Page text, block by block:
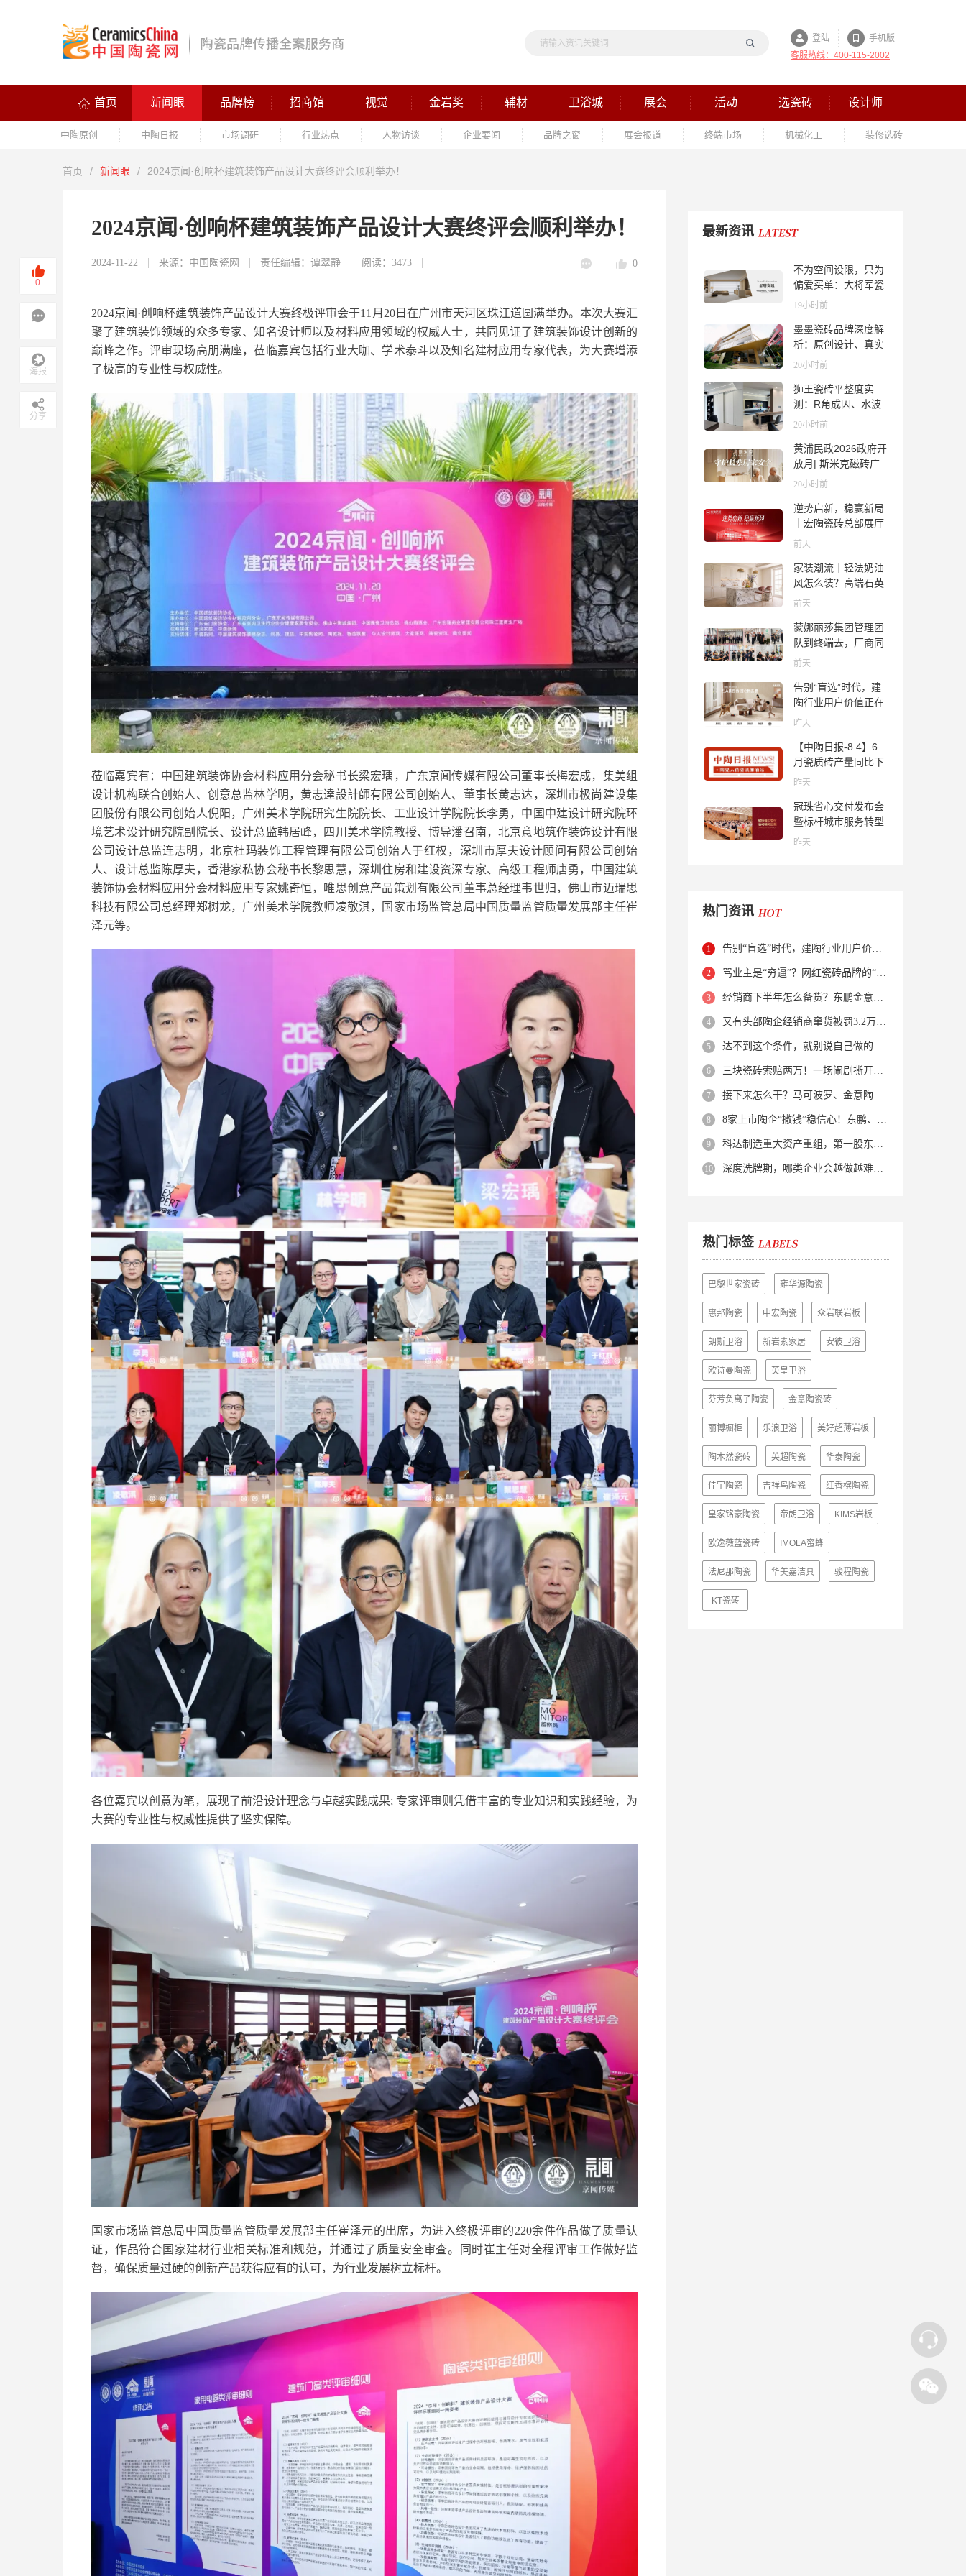
登陆
手机版
客服热线：400-115-2002
首页 新闻眼 品牌榜 招商馆 视觉 金岩奖 辅材 卫浴城 展会 活动 选瓷砖 设计师
中陶原创 中陶日报 市场调研 行业热点 人物访谈 企业要闻 品牌之窗 展会报道 终端市场 机械化工 装修选砖
首页 / 新闻眼 / 2024京闻·创响杯建筑装饰产品设计大赛终评会顺利举办！
2024京闻·创响杯建筑装饰产品设计大赛终评会顺利举办！
2024-11-22 来源：中国陶瓷网 责任编辑：谭翠静 阅读：3473 0
2024京闻·创响杯建筑装饰产品设计大赛终极评审会于11月20日在广州市天河区珠江道圆满举办。本次大赛汇
聚了建筑装饰领域的众多专家、知名设计师以及材料应用领域的权威人士，共同见证了建筑装饰设计创新的
巅峰之作。评审现场高朋满座，莅临嘉宾包括行业大咖、学术泰斗以及知名建材应用专家代表，为大赛增添
了极高的专业性与权威性。
莅临嘉宾有：中国建筑装饰协会材料应用分会秘书长梁宏瑀，广东京闻传媒有限公司董事长梅宏成，集美组
设计机构联合创始人、创意总监林学明，黄志達設計師有限公司创始人、董事长黄志达，深圳市极尚建设集
团股份有限公司创始人倪阳，广州美术学院研究生院院长、工业设计学院院长李勇，中国中建设计研究院环
境艺术设计研究院副院长、设计总监韩居峰，四川美术学院教授、博导潘召南，北京意地筑作装饰设计有限
公司设计总监连志明，北京杜玛装饰工程管理有限公司创始人于红权，深圳市厚夫设计顾问有限公司创始
人、设计总监陈厚夫，香港家私协会秘书长黎思慧，深圳住房和建设资深专家、高级工程师唐勇，中国建筑
装饰协会材料应用分会材料应用专家姚奇恒，唯思创意产品策划有限公司董事总经理韦世归，佛山市迈瑞思
科技有限公司总经理郑树龙，广州美术学院教师凌敬淇，国家市场监管总局中国质量监管质量发展部主任崔
泽元等。
各位嘉宾以创意为笔，展现了前沿设计理念与卓越实践成果; 专家评审则凭借丰富的专业知识和实践经验，为
大赛的专业性与权威性提供了坚实保障。
国家市场监管总局中国质量监管质量发展部主任崔泽元的出席，为进入终极评审的220余件作品做了质量认
证，作品符合国家建材行业相关标准和规范，并通过了质量安全审查。同时崔主任对全程评审工作做好监
督，确保质量过硬的创新产品获得应有的认可，为行业发展树立标杆。
最新资讯
不为空间设限，只为
偏爱买单：大将军瓷
砖解锁“高级哑”人居
19小时前
墨墨瓷砖品牌深度解
析：原创设计、真实
质感与市场口碑全览
20小时前
狮王瓷砖平整度实
测：R角成因、水波
纹真相、辊棒印解析
20小时前
黄浦民政2026政府开
放月| 斯米克磁砖广
场适老化体验中心正
20小时前
逆势启新，稳赢新局
｜宏陶瓷砖总部展厅
焕新升级开工大吉
前天
家装潮流｜轻法奶油
风怎么装？高端石英
石品牌法萨石，打造
前天
蒙娜丽莎集团管理团
队到终端去，厂商同
心找到市场的答案
前天
告别“盲选”时代，建
陶行业用户价值正在
被改写！
昨天
【中陶日报-8.4】6
月瓷质砖产量同比下
降超10％；2家中国
ARCHIDEX 2026石
材展；东鹏已斥资
4852万回购股份；方
昨天
冠珠省心交付发布会
暨标杆城市服务转型
集训会圆满举行
昨天
热门资讯
告别“盲选”时代，建陶行业用户价值正在被改写！
骂业主是“穷逼”？网红瓷砖品牌的“真实面目”被揭开了！
经销商下半年怎么备货？东鹏金意陶马可波罗等10大品牌集体亮剑
又有头部陶企经销商窜货被罚3.2万！品牌区域保护岌岌可危？
达不到这个条件，就别说自己做的是质感砖！
三块瓷砖索赔两万！一场闹剧撕开了装修“碰瓷”的遮羞布
接下来怎么干？马可波罗、金意陶、蒙娜丽莎、箭牌、欧神诺、宏宇…
8家上市陶企“撒钱”稳信心！东鹏、蒙娜丽莎等启动回购增持
科达制造重大资产重组，第一股东易主！
深度洗牌期，哪类企业会越做越难？哪类企业能逆势突围？
热门标签
巴黎世家瓷砖 雍华源陶瓷
惠邦陶瓷 中宏陶瓷 众岩联岩板
朗斯卫浴 新岩素家居 安彼卫浴
欧诗曼陶瓷 英皇卫浴
芬芳负离子陶瓷 金意陶瓷砖
丽博橱柜 乐浪卫浴 美好超薄岩板
陶木然瓷砖 英超陶瓷 华泰陶瓷
佳宇陶瓷 吉祥鸟陶瓷 红香槟陶瓷
皇家铭豪陶瓷 帝朗卫浴 KIMS岩板
欧逸薇蓝瓷砖 IMOLA蜜蜂
法尼那陶瓷 华美嘉洁具 骏程陶瓷
KT瓷砖
0
海报
分享